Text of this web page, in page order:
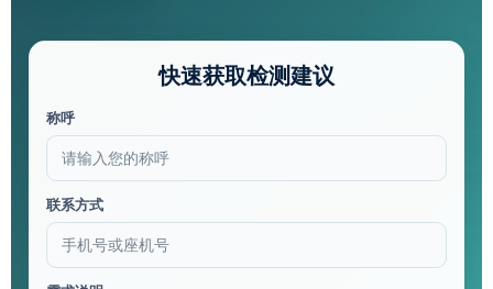
快速获取检测建议
称呼
联系方式